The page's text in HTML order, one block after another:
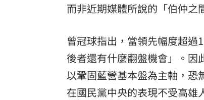
而非近期媒體所說的「伯仲之
曾冠球指出，當領先幅度超
後者還有什麼翻盤機會」。因
以鞏固藍營基本盤為主軸，恐
在國民黨中央的表現不受高雄